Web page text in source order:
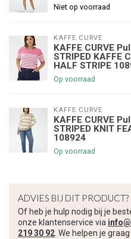
Niet op voorraad
KAFFE CURVE
KAFFE CURVE
STRIPED KAFFE
HALF STRIPE
Op voorraad
KAFFE CURVE
KAFFE CURVE
STRIPED KNIT
108924
Op voorraad
ADVIES BIJ DIT PRODUCT?
Of heb je hulp nodig bij je
onze klantenservice via
219 30 92. We helpen je